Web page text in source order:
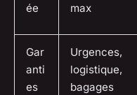
ée
max
Gar
anti
es
Urgences,
logistique,
bagages